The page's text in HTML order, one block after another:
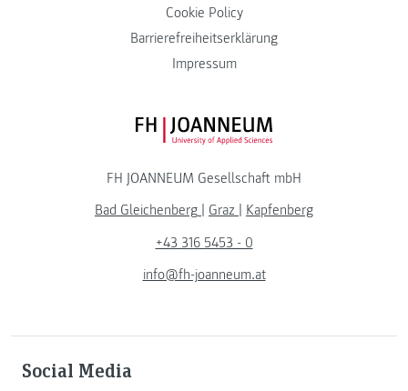
Cookie Policy
Barrierefreiheitserklärung
Impressum
FH JOANNEUM Logo
FH JOANNEUM Gesellschaft mbH
Bad Gleichenberg
Graz
Kapfenberg
+43 316 5453 - 0
info@fh-joanneum.at
Social Media